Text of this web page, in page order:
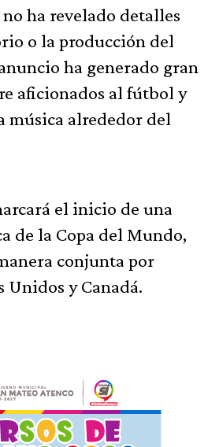
ha revelado detalles
o la producción del
ha generado gran
aficionados al fútbol y
música alrededor del
el inicio de una
de la Copa del Mundo,
conjunta por
Unidos y Canadá.